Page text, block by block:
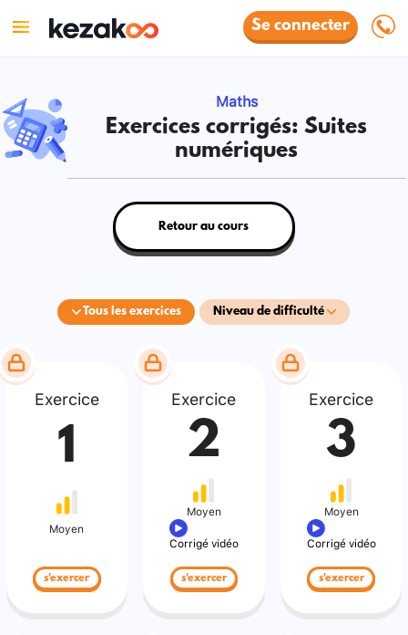
Se connecter
Maths
Exercices corrigés: Suites
numériques
Tous les exercices Niveau de difficulté
Retour au cours
Exercice
1
Moyen
s'exercer
Exercice
2
Moyen
Corrigé vidéo
s'exercer
Exercice
3
Moyen
Corrigé vidéo
s'exercer